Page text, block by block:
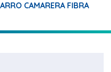
CAMARERA FIBRA